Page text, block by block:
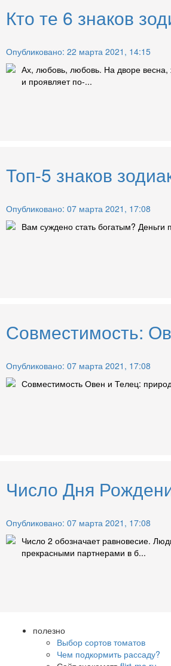
Кто те 6 знаков
Опубликовано: 22 марта 2021, 14:15
Ах, любовь, любовь. На дворе весна,
и проявляет по-...
Топ-5 знаков
Опубликовано: 07 марта 2021, 17:08
Вам суждено стать богатым? Деньги
Совместимость:
Опубликовано: 07 марта 2021, 17:08
Совместимость Овен и Телец:
Число Дня
Опубликовано: 07 марта 2021, 17:08
Число 2 обозначает равновесие.
прекрасными партнерами в б...
полезно
Выбор сортов томатов
Чем подкормить рассаду?